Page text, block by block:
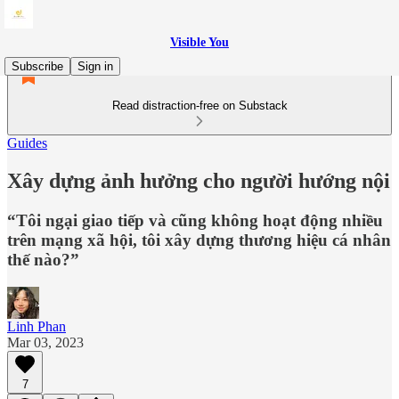
Visible You
Subscribe
Sign in
Read distraction-free on Substack
Guides
Xây dựng ảnh hưởng cho người hướng nội
“Tôi ngại giao tiếp và cũng không hoạt động nhiều
trên mạng xã hội, tôi xây dựng thương hiệu cá nhân
thế nào?”
Linh Phan
Mar 03, 2023
7